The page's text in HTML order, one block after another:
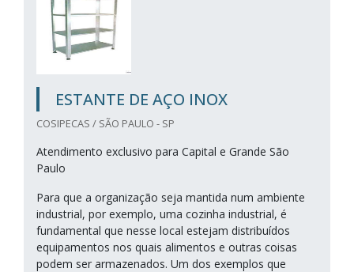
ESTANTE DE AÇO INOX
COSIPECAS / SÃO PAULO - SP
Atendimento exclusivo para Capital e Grande São
Paulo
Para que a organização seja mantida num ambiente
industrial, por exemplo, uma cozinha industrial, é
fundamental que nesse local estejam distribuídos
equipamentos nos quais alimentos e outras coisas
podem ser armazenados. Um dos exemplos que